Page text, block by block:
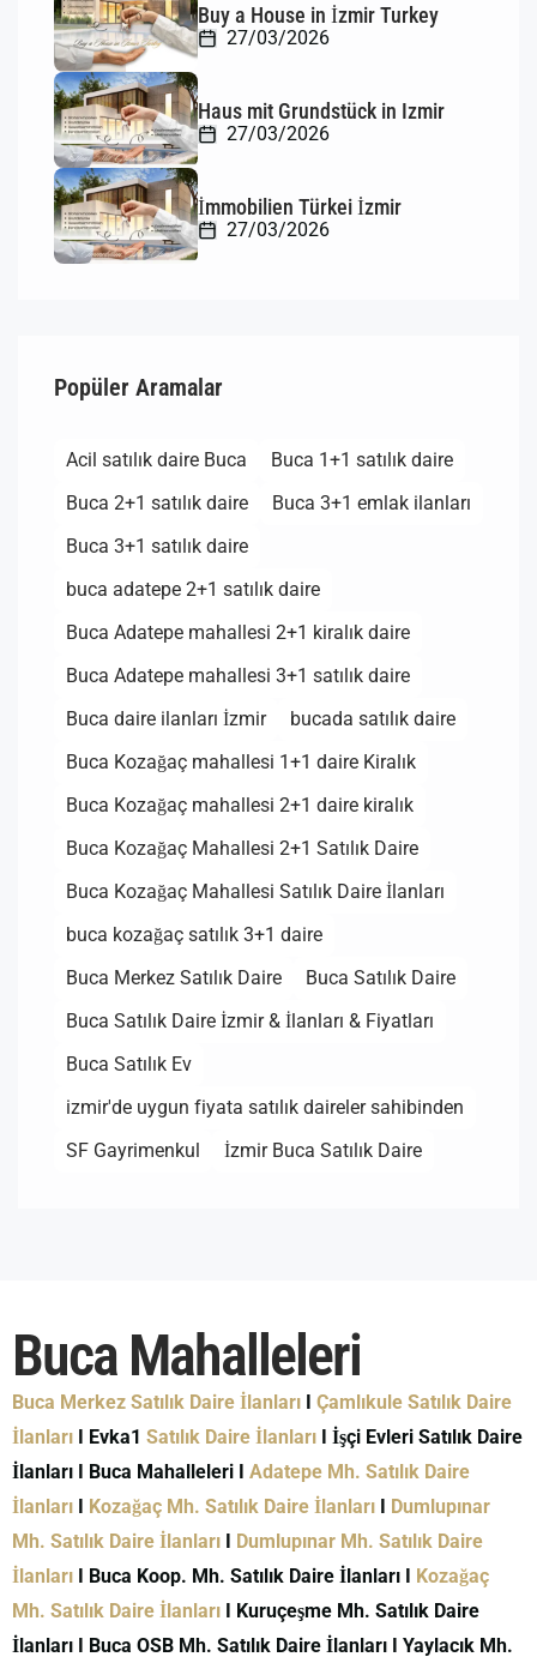
Buy a House in İzmir Turkey
27/03/2026
Haus mit Grundstück in Izmir
27/03/2026
İmmobilien Türkei İzmir
27/03/2026
Popüler Aramalar
Acil satılık daire Buca
Buca 1+1 satılık daire
Buca 2+1 satılık daire
Buca 3+1 emlak ilanları
Buca 3+1 satılık daire
buca adatepe 2+1 satılık daire
Buca Adatepe mahallesi 2+1 kiralık daire
Buca Adatepe mahallesi 3+1 satılık daire
Buca daire ilanları İzmir
bucada satılık daire
Buca Kozağaç mahallesi 1+1 daire Kiralık
Buca Kozağaç mahallesi 2+1 daire kiralık
Buca Kozağaç Mahallesi 2+1 Satılık Daire
Buca Kozağaç Mahallesi Satılık Daire İlanları
buca kozağaç satılık 3+1 daire
Buca Merkez Satılık Daire
Buca Satılık Daire
Buca Satılık Daire İzmir & İlanları & Fiyatları
Buca Satılık Ev
izmir'de uygun fiyata satılık daireler sahibinden
SF Gayrimenkul
İzmir Buca Satılık Daire
Buca Mahalleleri
Buca Merkez Satılık Daire İlanları I Çamlıkule Satılık Daire
İlanları I Evka1 Satılık Daire İlanları I İşçi Evleri Satılık Daire
İlanları I Buca Mahalleleri I Adatepe Mh. Satılık Daire
İlanları I Kozağaç Mh. Satılık Daire İlanları I Dumlupınar
Mh. Satılık Daire İlanları I Dumlupınar Mh. Satılık Daire
İlanları I Buca Koop. Mh. Satılık Daire İlanları I Kozağaç
Mh. Satılık Daire İlanları I Kuruçeşme Mh. Satılık Daire
İlanları I Buca OSB Mh. Satılık Daire İlanları I Yaylacık Mh.